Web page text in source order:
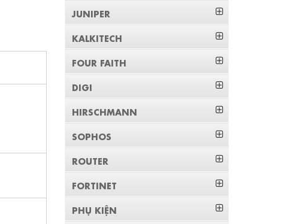
JUNIPER
KALKITECH
FOUR FAITH
DIGI
HIRSCHMANN
SOPHOS
ROUTER
FORTINET
PHỤ KIỆN